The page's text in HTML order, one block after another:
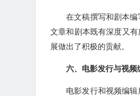
在文稿撰写和剧本
文章和剧本既有深度又
展做出了积极的贡献。
六、电影发行与视频
电影发行和视频编